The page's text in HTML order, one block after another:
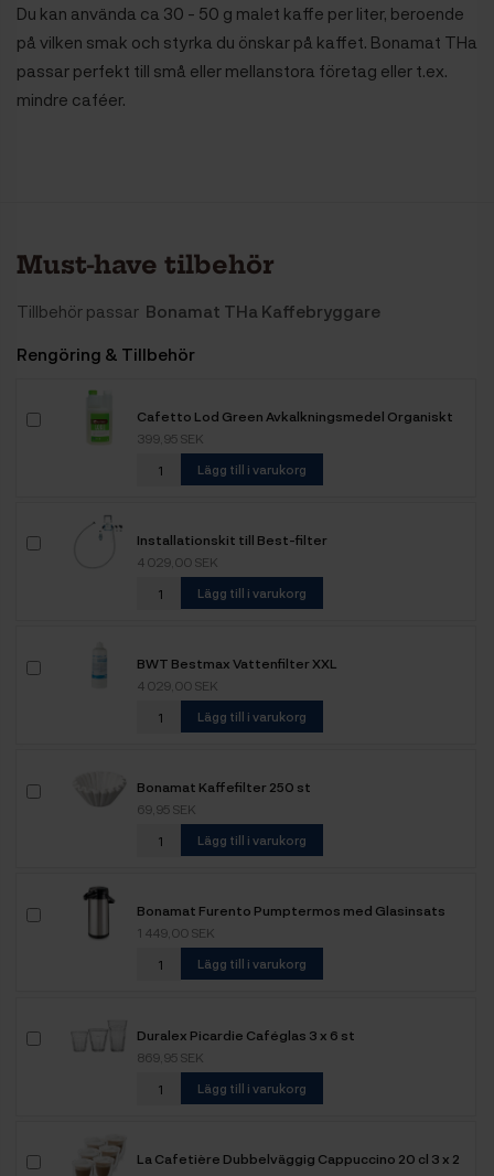
Du kan använda ca 30 - 50 g malet kaffe per liter, beroende
på vilken smak och styrka du önskar på kaffet. Bonamat THa
passar perfekt till små eller mellanstora företag eller t.ex.
mindre caféer.
Must-have tilbehör
Tillbehör passar Bonamat THa Kaffebryggare
Rengöring & Tillbehör
Cafetto Lod Green Avkalkningsmedel Organiskt
1L
399,95 SEK
Lägg till i varukorg
Installationskit till Best-filter
4 029,00 SEK
Lägg till i varukorg
BWT Bestmax Vattenfilter XXL
4 029,00 SEK
Lägg till i varukorg
Bonamat Kaffefilter 250 st
69,95 SEK
Lägg till i varukorg
Bonamat Furento Pumptermos med Glasinsats
1 449,00 SEK
Lägg till i varukorg
Duralex Picardie Caféglas 3 x 6 st
869,95 SEK
Lägg till i varukorg
La Cafetière Dubbelväggig Cappuccino 20 cl 3 x 2